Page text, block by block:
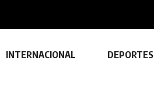
INTERNACIONAL DEPORTES